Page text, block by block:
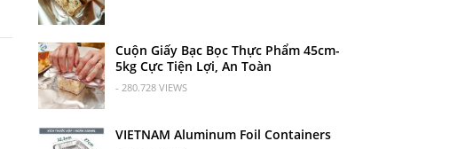
Cuộn Giấy Bạc Bọc Thực Phẩm 45cm-
5kg Cực Tiện Lợi, An Toàn
- 280.728 VIEWS
VIETNAM Aluminum Foil Containers